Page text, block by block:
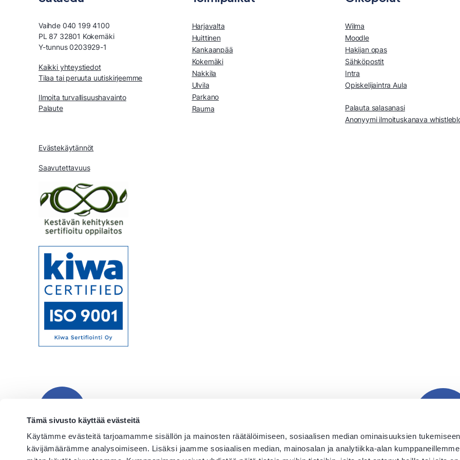
Tämä sivusto käyttää evästeitä
Käytämme evästeitä tarjoamamme sisällön ja mainosten räätälöimiseen, sosiaalisen median ominaisuuksien
kävijämäärämme analysoimiseen. Lisäksi jaamme sosiaalisen median, mainosalan ja analytiikka-alan
Vaihde 040 199 4100
PL 87 32801 Kokemäki
Y-tunnus 0203929-1
Kaikki yhteystiedot
Tilaa tai peruuta uutiskirjeemme
Ilmoita turvallisuushavainto
Palaute
Evästekäytännöt
Saavutettavuus
Harjavalta
Huittinen
Kankaanpää
Kokemäki
Nakkila
Ulvila
Parkano
Rauma
Wilma
Moodle
Hakijan opas
Sähköpostit
Intra
Opiskelijaintra Aula
Palauta salasanasi
Anonyymi ilmoituskanava